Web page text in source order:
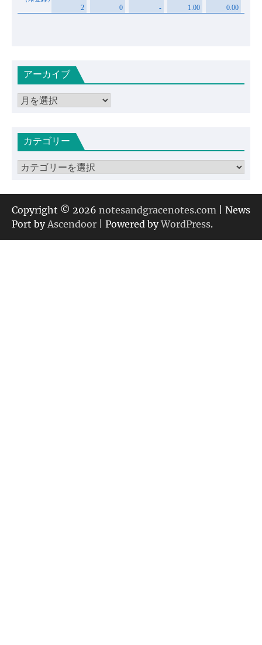
アーカイブ
ア
イカテゴリー
カ
ゴ
リ
ー
Copyright © 2026 notesandgracenotes.com | News
Port by Ascendoor | Powered byWordPress.